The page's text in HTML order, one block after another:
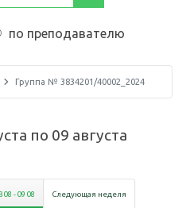
по преподавателю
Группа № 3834201/40002_2024
по 09 августа
08 -09 08 Следующая неделя